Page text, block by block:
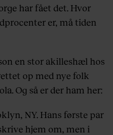
har fået det. Hvor
er, må tiden
en stor akilleshæl hos
op med nye folk
Og så er der ham her:
NY. Hans første par
hjem om, men i